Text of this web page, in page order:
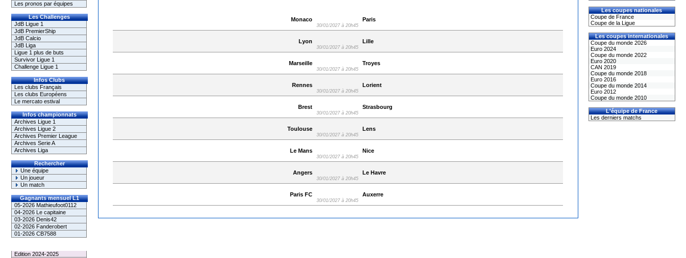
Les pronos par équipes
Les Challenges
JdB Ligue 1
JdB PremierShip
JdB Calcio
JdB Liga
Ligue 1 plus de buts
Survivor Ligue 1
Challenge Ligue 1
Infos Clubs
Les clubs Français
Les clubs Européens
Le mercato estival
Infos championnats
Archives Ligue 1
Archives Ligue 2
Archives Premier League
Archives Serie A
Archives Liga
Rechercher
Une équipe
Un joueur
Un match
Gagnants mensuel L1
05-2026 Mathieufoot0112
04-2026 Le capitaine
03-2026 Denis42
02-2026 Fanderobert
01-2026 CB7588
Edition 2024-2025
Monaco
30/01/2027 à 20h45
Paris
Lyon
30/01/2027 à 20h45
Lille
Marseille
30/01/2027 à 20h45
Troyes
Rennes
30/01/2027 à 20h45
Lorient
Brest
30/01/2027 à 20h45
Strasbourg
Toulouse
30/01/2027 à 20h45
Lens
Le Mans
30/01/2027 à 20h45
Nice
Angers
30/01/2027 à 20h45
Le Havre
Paris FC
30/01/2027 à 20h45
Auxerre
Les coupes nationales
Coupe de France
Coupe de la Ligue
Les coupes internationales
Coupe du monde 2026
Euro 2024
Coupe du monde 2022
Euro 2020
CAN 2019
Coupe du monde 2018
Euro 2016
Coupe du monde 2014
Euro 2012
Coupe du monde 2010
L'équipe de France
Les derniers matchs